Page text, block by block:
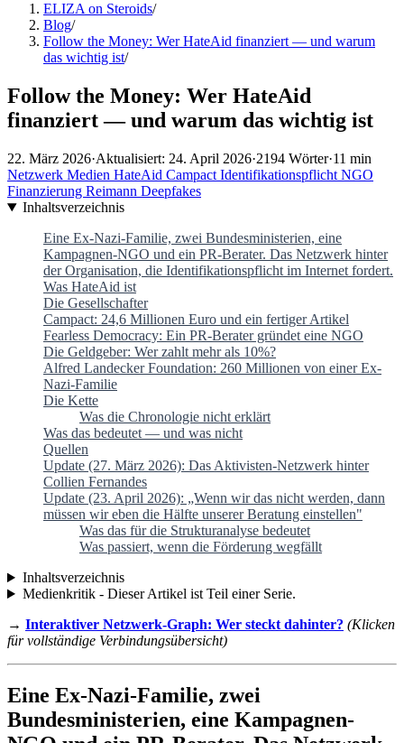
ELIZA on Steroids/
Blog/
Follow the Money: Wer HateAid finanziert — und warum
das wichtig ist/
Follow the Money: Wer HateAid
finanziert — und warum das wichtig ist
22. März 2026·Aktualisiert: 24. April 2026·2194 Wörter·11 min
Netzwerk Medien HateAid Campact Identifikationspflicht NGO
Finanzierung Reimann Deepfakes
Inhaltsverzeichnis
Eine Ex-Nazi-Familie, zwei Bundesministerien, eine
Kampagnen-NGO und ein PR-Berater. Das Netzwerk hinter
der Organisation, die Identifikationspflicht im Internet fordert.
Was HateAid ist
Die Gesellschafter
Campact: 24,6 Millionen Euro und ein fertiger Artikel
Fearless Democracy: Ein PR-Berater gründet eine NGO
Die Geldgeber: Wer zahlt mehr als 10%?
Alfred Landecker Foundation: 260 Millionen von einer Ex-
Nazi-Familie
Die Kette
Was die Chronologie nicht erklärt
Was das bedeutet — und was nicht
Quellen
Update (27. März 2026): Das Aktivisten-Netzwerk hinter
Collien Fernandes
Update (23. April 2026): „Wenn wir das nicht werden, dann
müssen wir eben die Hälfte unserer Beratung einstellen"
Was das für die Strukturanalyse bedeutet
Was passiert, wenn die Förderung wegfällt
Inhaltsverzeichnis
Medienkritik - Dieser Artikel ist Teil einer Serie.
→ Interaktiver Netzwerk-Graph: Wer steckt dahinter? (Klicken
für vollständige Verbindungsübersicht)
Eine Ex-Nazi-Familie, zwei
Bundesministerien, eine Kampagnen-